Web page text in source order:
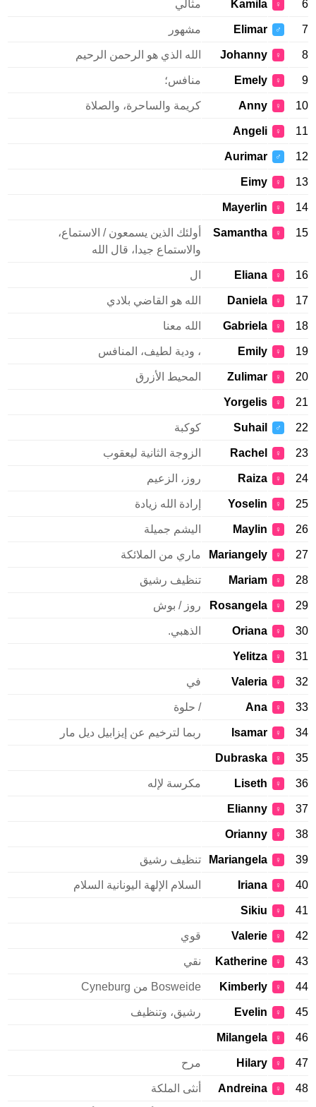
6
♀
Kamila مثالي
7
♂
Elimar مشهور
8
♀
Johanny الله الذي هو الرحمن الرحيم
9
♀
Emely منافس؛
10
♀
Anny كريمة والساحرة، والصلاة
11
♀
Angeli
12
♂
Aurimar
13
♀
Eimy
14
♀
Mayerlin
15
♀
Samantha
أولئك الذين يسمعون / الاستماع،
والاستماع جيدا، قال الله
16
♀
Eliana ال
17
♀
Daniela الله هو القاضي بلادي
18
♀
Gabriela الله معنا
19
♀
Emily ، ودية لطيف، المنافس
20
♀
Zulimar المحيط الأزرق
21
♀
Yorgelis
22
♂
Suhail كوكبة
23
♀
Rachel الزوجة الثانية ليعقوب
24
♀
Raiza روز، الزعيم
25
♀
Yoselin إرادة الله زيادة
26
♀
Maylin اليشم جميلة
27
♀
Mariangely ماري من الملائكة
28
♀
Mariam تنظيف رشيق
29
♀
Rosangela روز / بوش
30
♀
Oriana الذهبي.
31
♀
Yelitza
32
♀
Valeria في
33
♀
Ana / حلوة
34
♀
Isamar ربما لترخيم عن إيزابيل ديل مار
35
♀
Dubraska
36
♀
Liseth مكرسة لإله
37
♀
Elianny
38
♀
Orianny
39
♀
Mariangela تنظيف رشيق
40
♀
Iriana السلام الإلهة اليونانية السلام
41
♀
Sikiu
42
♀
Valerie قوي
43
♀
Katherine نقي
44
♀
Kimberly Bosweide من Cyneburg
45
♀
Evelin رشيق، وتنظيف
46
♀
Milangela
47
♀
Hilary مرح
48
♀
Andreina أنثى الملكة